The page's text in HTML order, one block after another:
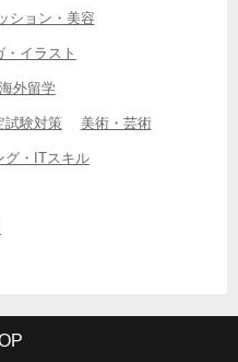
ション・美容
・イラスト
外留学
試験対策 美術・芸術
グ・ITスキル